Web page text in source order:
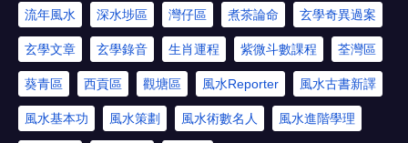
流年風水 深水埗區 灣仔區 煮茶論命 玄學奇異過案
玄學文章 玄學錄音 生肖運程 紫微斗數課程 荃灣區
葵青區 西貢區 觀塘區 風水Reporter 風水古書新譯
風水基本功 風水策劃 風水術數名人 風水進階學理